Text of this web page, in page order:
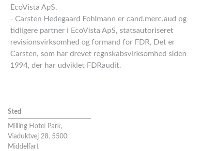
EcoVista ApS.
- Carsten Hedegaard Fohlmann er cand.merc.aud og
tidligere partner i EcoVista ApS, statsautoriseret
revisionsvirksomhed og formand for FDR, Det er
Carsten, som har drevet regnskabsvirksomhed siden
1994, der har udviklet FDRaudit.
Sted
Milling Hotel Park,
Viaduktvej 28, 5500
Middelfart